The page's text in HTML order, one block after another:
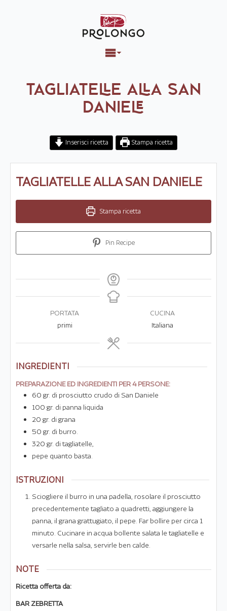
TAGLIATELLE ALLA SAN
DANIELE
Inserisci ricetta Stampa ricetta
TAGLIATELLE ALLA SAN DANIELE
Stampa ricetta
Pin Recipe
PORTATA
primi
CUCINA
Italiana
INGREDIENTI
PREPARAZIONE ED INGREDIENTI PER 4 PERSONE:
60 gr. di prosciutto crudo di San Daniele
100 gr. di panna liquida
20 gr. di grana
50 gr. di burro.
320 gr. di tagliatelle,
pepe quanto basta.
ISTRUZIONI
Sciogliere il burro in una padella, rosolare il prosciutto
precedentemente tagliato a quadretti, aggiungere la
panna, il grana grattugiato, il pepe. Far bollire per circa 1
minuto. Cucinare in acqua bollente salata le tagliatelle e
versarle nella salsa, servirle ben calde.
NOTE
Ricetta offerta da:
BAR ZEBRETTA